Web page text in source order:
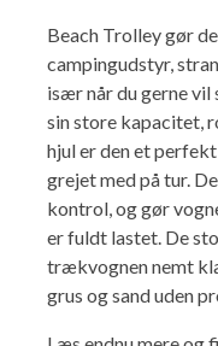
Hobby Maxia
Lille
Finansiering
Forsikring af
Vil du sælge din
Brugte telte og
Isabella fortelte
Isabella
Camping erhverv
Adria
Aircondition
Gas-komfort
E-trailer
Byvand -
GRØN
Tuxer
Sikker handel
Beach Trolley gør
campingudstyr,
især når du gerne vil
sin store kapacitet,
hjul er den et
grejet med på tur.
kontrol, og gør
er fuldt lastet. De
trækvognen nemt
grus og sand uden